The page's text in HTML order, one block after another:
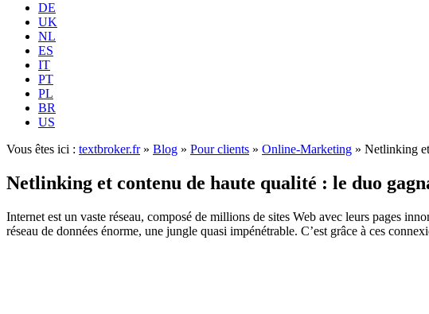
DE
UK
NL
ES
IT
PT
PL
BR
US
Vous êtes ici : textbroker.fr» Blog » Pour clients » Online-Marketing » Netlinking
Netlinking et contenu de haute qualité : le duo
Internet est un vaste réseau, composé de millions de sites Web avec leurs pages
réseau de données énorme, une jungle quasi impénétrable. C’est grâce à ces